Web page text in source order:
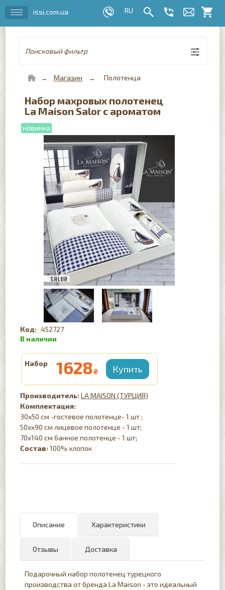
issi.com.ua
Поисковый фильтр
Магазин Полотенца
Набор махровых полотенец
La Maison Salor с ароматом
452727
Набор 1628₴
LA MAISON (ТУРЦИЯ)
Комплектация:
30x50 см -гостевое полотенце- 1 шт ;
50хx90 см лицевое полотенце - 1 шт;
70x140 см банное полотенце - 1 шт;
Состав: 100% хлопок
Описание Характеристики
Отзывы Доставка
Подарочный набор полотенец турецкого
производства от бренда La Maison - это идеальный